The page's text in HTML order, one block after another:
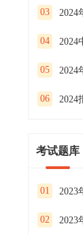
03
04
05
06
考试题库
01
02